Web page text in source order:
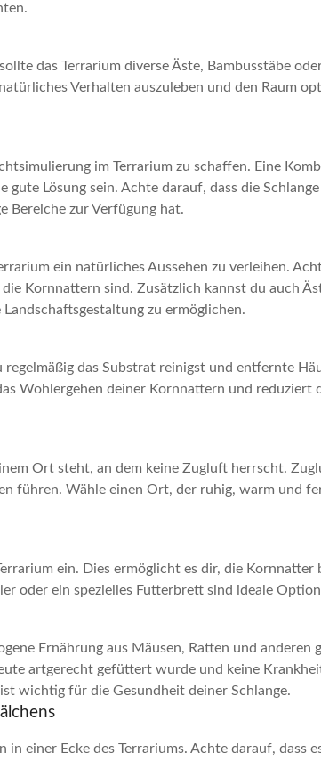
das‌ Terrarium diverse Äste, Bambusstäbe
Verhalten auszuleben und ⁣den Raum
im Terrarium zu schaffen. Eine
gute Lösung sein. Achte darauf, ‌dass die Schlange
Bereiche zur Verfügung hat.
ein natürliches‌ Aussehen zu verleihen.
Kornnattern sind. Zusätzlich kannst du auch
zu ermöglichen.
regelmäßig ⁣das Substrat reinigst und⁤ entfernte
Wohlergehen deiner Kornnattern und reduziert
Ort steht, an dem keine Zugluft herrscht.
führen. Wähle einen‌ Ort, der ruhig, warm und
ein. Dies ermöglicht es dir, die Kornnatter
oder‍ ein‍ spezielles ‌Futterbrett sind ideale
Ernährung aus Mäusen, Ratten und anderen
artgerecht gefüttert wurde⁢ und keine
wichtig⁢ für die Gesundheit deiner Schlange.
in einer Ecke des Terrariums. Achte darauf, dass​